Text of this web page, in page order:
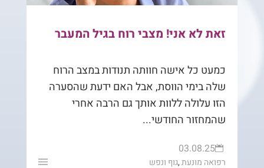
זאת לא אני! מצבי רוח בגיל המעבר
כמעט כל אישה חוותה תנודות במצב הרוח
שלה בימי הווסת, אבל האם ידעת שהסערה
הזו עלולה ללוות אותך גם הרבה אחרי
שהמחזור החודשי...

03.08.25
גוף ונפש,רפואה מונעת